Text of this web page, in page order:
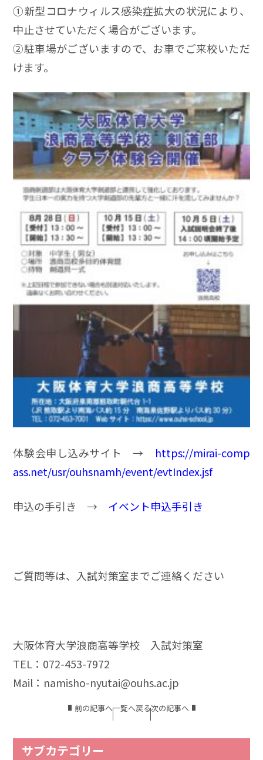
➀新型コロナウィルス感染症拡大の状況により、
中止させていただく場合がございます。
➁駐車場がございますので、お車でご来校いただ
けます。
体験会申し込みサイト → https://mirai-comp
ass.net/usr/ouhsnamh/event/evtIndex.jsf
申込の手引き → イベント申込手引き
ご質問等は、入試対策室までご連絡ください
大阪体育大学浪商高等学校 入試対策室
TEL：072-453-7972
Mail：namisho-nyutai@ouhs.ac.jp
前の記事へ一覧へ戻る次の記事へ
サブカテゴリー